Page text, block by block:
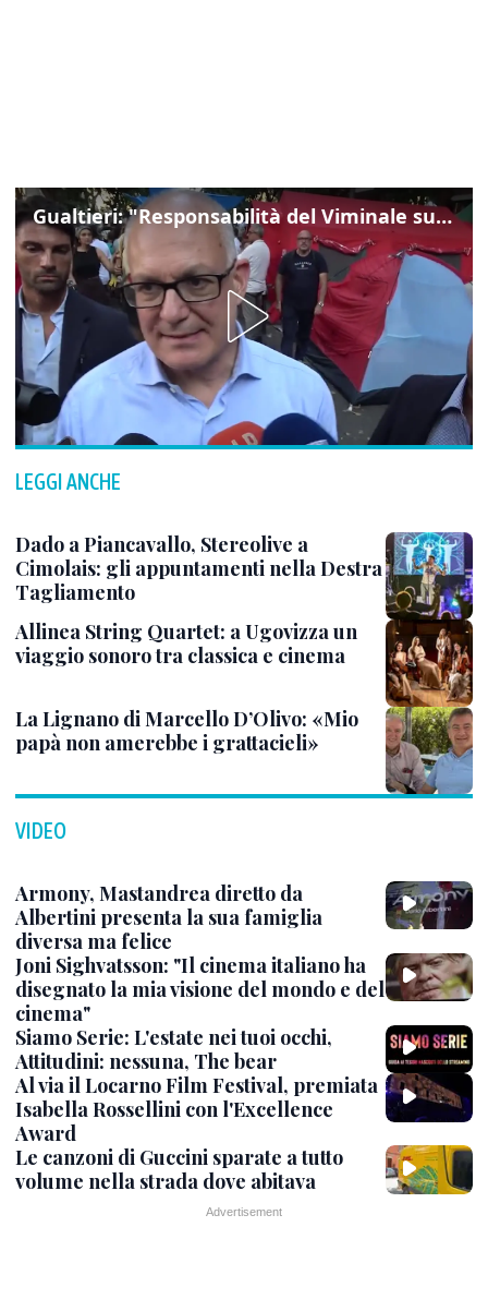
Gualtieri: "Responsabilità del Viminale su Spin Time? La posizione dei partiti è nota"
LEGGI ANCHE
Dado a Piancavallo, Stereolive a
Cimolais: gli appuntamenti nella Destra
Tagliamento
Allinea String Quartet: a Ugovizza un
viaggio sonoro tra classica e cinema
La Lignano di Marcello D’Olivo: «Mio
papà non amerebbe i grattacieli»
VIDEO
Armony, Mastandrea diretto da
Albertini presenta la sua famiglia
diversa ma felice
Joni Sighvatsson: "Il cinema italiano ha
disegnato la mia visione del mondo e del
cinema"
Siamo Serie: L'estate nei tuoi occhi,
Attitudini: nessuna, The bear
Al via il Locarno Film Festival, premiata
Isabella Rossellini con l'Excellence
Award
Le canzoni di Guccini sparate a tutto
volume nella strada dove abitava